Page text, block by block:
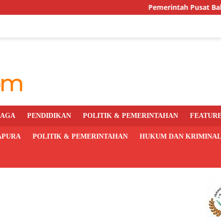
Pemerintah Pusat Bakal Libatkan
PENDIDIKAN POLITIK & PEMERINTAHAN
POLITIK & PEMERINTAHAN HUKUM DAN KRIMINAL